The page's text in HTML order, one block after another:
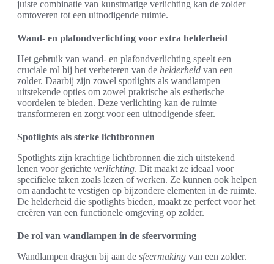
juiste combinatie van kunstmatige verlichting kan de zolder
omtoveren tot een uitnodigende ruimte.
Wand- en plafondverlichting voor extra helderheid
Het gebruik van wand- en plafondverlichting speelt een
cruciale rol bij het verbeteren van de helderheid van een
zolder. Daarbij zijn zowel spotlights als wandlampen
uitstekende opties om zowel praktische als esthetische
voordelen te bieden. Deze verlichting kan de ruimte
transformeren en zorgt voor een uitnodigende sfeer.
Spotlights als sterke lichtbronnen
Spotlights zijn krachtige lichtbronnen die zich uitstekend
lenen voor gerichte verlichting. Dit maakt ze ideaal voor
specifieke taken zoals lezen of werken. Ze kunnen ook helpen
om aandacht te vestigen op bijzondere elementen in de ruimte.
De helderheid die spotlights bieden, maakt ze perfect voor het
creëren van een functionele omgeving op zolder.
De rol van wandlampen in de sfeervorming
Wandlampen dragen bij aan de sfeermaking van een zolder.